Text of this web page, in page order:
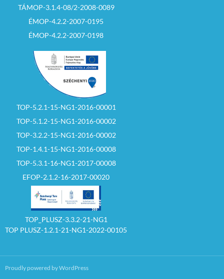
TÁMOP-3.1.4-08/2-2008-0089
ÉMOP-4.2.2-2007-0195
ÉMOP-4.2.2-2007-0198
TOP-5.2.1-15-NG1-2016-00001
TOP-5.1.2-15-NG1-2016-00002
TOP-3.2.2-15-NG1-2016-00002
TOP-1.4.1-15-NG1-2016-00008
TOP-5.3.1-16-NG1-2017-00008
EFOP-2.1.2-16-2017-00020
TOP_PLUSZ-3.3.2-21-NG1
TOP PLUSZ-1.2.1-21-NG1-2022-00105
Proudly powered by WordPress